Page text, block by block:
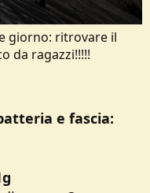
giorno: ritrovare il
da ragazzi!!!!!
batteria e fascia: